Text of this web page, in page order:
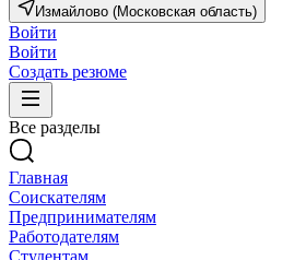
Измайлово (Московская область)
Войти
Войти
Создать резюме
Все разделы
Главная
Соискателям
Предпринимателям
Работодателям
Студентам